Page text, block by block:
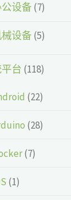
设备 (7)
设备 (5)
台 (118)
(22)
(28)
(7)
(1)